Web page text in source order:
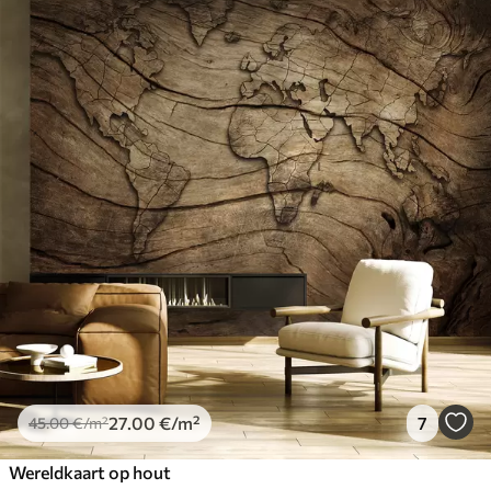
45.00€/m²27.00 €/m² 7
Wereldkaart op hout